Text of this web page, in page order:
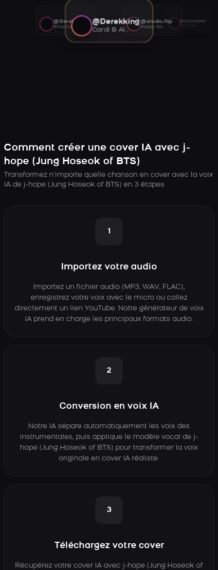
@Derekking
Cardi B AI voice
@studio.flip
Roddy Ricch AI voice
@Ayywalker
@Derekking
Rihanna AI voice
Comment créer une cover IA avec j-
hope (Jung Hoseok of BTS)
Transformez n’importe quelle chanson en cover avec la voix
IA de j-hope (Jung Hoseok of BTS) en 3 étapes
1
Importez votre audio
Importez un fichier audio (MP3, WAV, FLAC),
enregistrez votre voix avec le micro ou collez
directement un lien YouTube. Notre générateur de voix
IA prend en charge les principaux formats audio.
2
Conversion en voix IA
Notre IA sépare automatiquement les voix des
instrumentales, puis applique le modèle vocal de j-
hope (Jung Hoseok of BTS) pour transformer la voix
originale en cover IA réaliste.
3
Téléchargez votre cover
Récupérez votre cover IA avec j-hope (Jung Hoseok of